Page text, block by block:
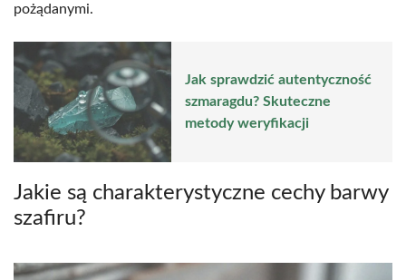
pożądanymi.
Jak sprawdzić autentyczność
szmaragdu? Skuteczne
metody weryfikacji
Jakie są charakterystyczne cechy barwy
szafiru?